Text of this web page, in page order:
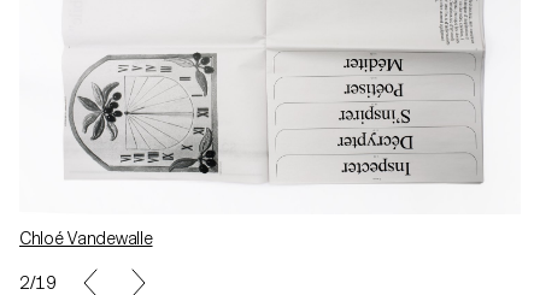
Chloé Vandewalle
2/19